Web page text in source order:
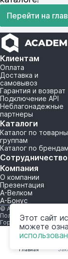
Главная
Перейти на
Клиентам
Оплата
Доставка и
самовывоз
Гарантия и возврат
Подключение API
Неблагонадежные
партнеры
Каталоги
Каталог по
группам
Каталог по брендам
Сотрудничество
Компания
О компании
Презентация
А-Велком
А-Бонус
© A-AC.RU 2015-2026.
Политика обработки
Горячая линия
Этот сайт
можете